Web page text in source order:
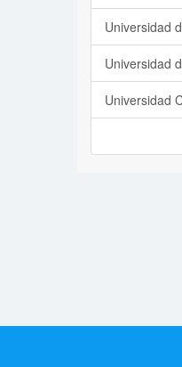
Universidad
Universidad
Universidad